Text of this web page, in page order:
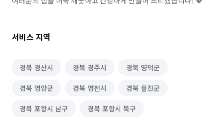
서비스 지역
경북 경산시 경북 경주시 경북 영덕군
경북 영양군 경북 영천시 경북 울진군
경북 포항시 남구 경북 포항시 북구